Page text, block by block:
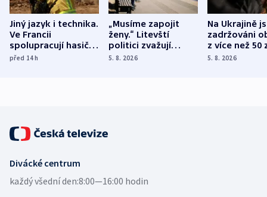
Jiný jazyk i technika.
Ve Francii
spolupracují hasiči z
různých zemí
před 14h
„Musíme zapojit
ženy.“ Litevští
politici zvažují
dohodu o
5. 8. 2026
Na Ukrajině
zadržováni
z více než 50
Bojovali na
5. 8. 2026
Divácké centrum
každý všední den:8:00—16:00 hodin